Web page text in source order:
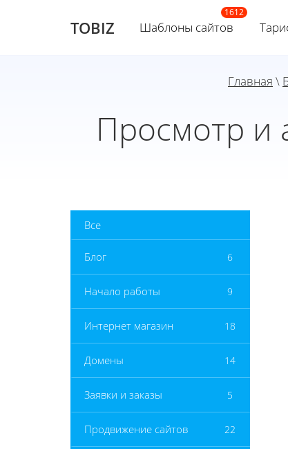
TOBIZ Шаблоны сайтов
Главная \
Просмотр и
Все
Блог 6
Начало работы 9
Интернет магазин 18
Домены 14
Заявки и заказы 5
Продвижение сайтов 22